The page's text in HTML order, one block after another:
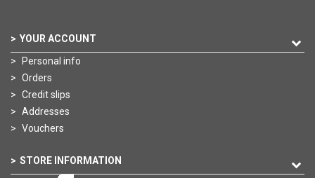
YOUR ACCOUNT
Personal info
Orders
Credit slips
Addresses
Vouchers
STORE INFORMATION